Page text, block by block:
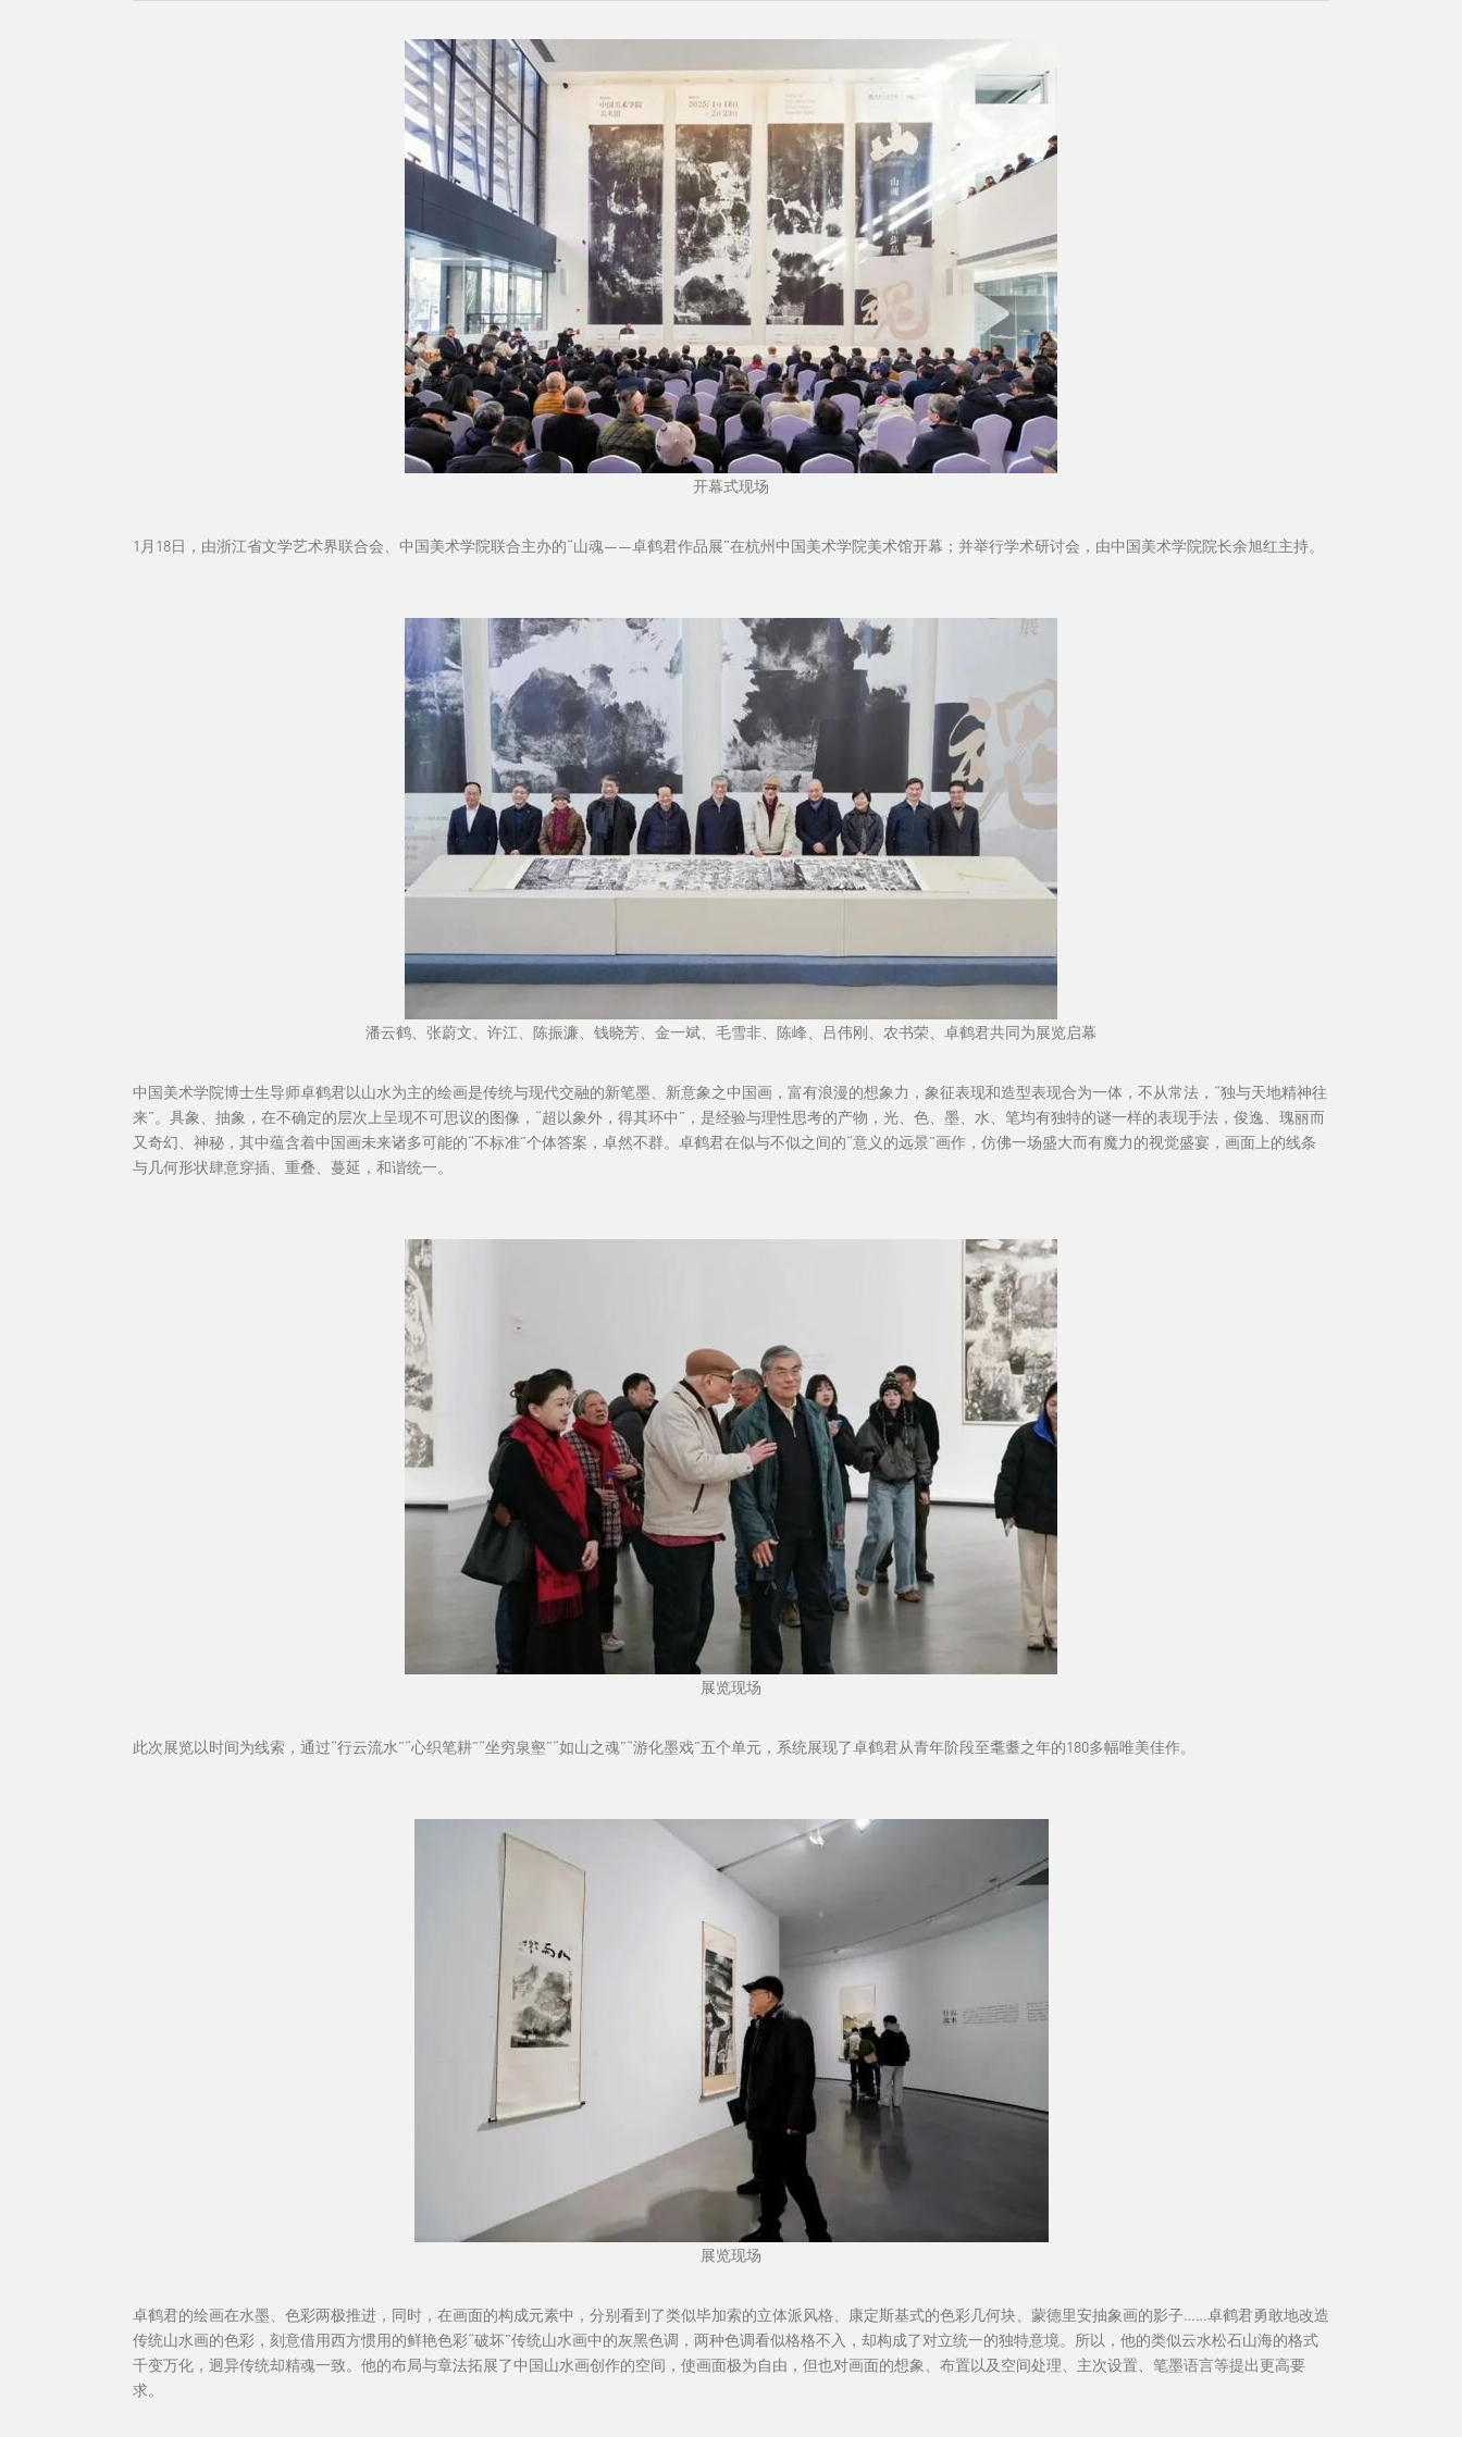
开幕式现场
1月18日，由浙江省文学艺术界联合会、中国美术学院联合主办的“山魂——卓鹤君作品展”在杭州中国美术学院美术馆开幕；并举行学术研讨会，由中国美术学院院长余旭红主持。
潘云鹤、张蔚文、许江、陈振濂、钱晓芳、金一斌、毛雪非、陈峰、吕伟刚、农书荣、卓鹤君共同为展览启幕
中国美术学院博士生导师卓鹤君以山水为主的绘画是传统与现代交融的新笔墨、新意象之中国画，富有浪漫的想象力，象征表现和造型表现合为一体，不从常法，“独与天地精神往
来”。具象、抽象，在不确定的层次上呈现不可思议的图像，“超以象外，得其环中”，是经验与理性思考的产物，光、色、墨、水、笔均有独特的谜一样的表现手法，俊逸、瑰丽而
又奇幻、神秘，其中蕴含着中国画未来诸多可能的“不标准”个体答案，卓然不群。卓鹤君在似与不似之间的“意义的远景”画作，仿佛一场盛大而有魔力的视觉盛宴，画面上的线条
与几何形状肆意穿插、重叠、蔓延，和谐统一。
展览现场
此次展览以时间为线索，通过“行云流水”“心织笔耕”“坐穷泉壑”“如山之魂”“游化墨戏”五个单元，系统展现了卓鹤君从青年阶段至耄耋之年的180多幅唯美佳作。
展览现场
卓鹤君的绘画在水墨、色彩两极推进，同时，在画面的构成元素中，分别看到了类似毕加索的立体派风格、康定斯基式的色彩几何块、蒙德里安抽象画的影子……卓鹤君勇敢地改造
传统山水画的色彩，刻意借用西方惯用的鲜艳色彩“破坏”传统山水画中的灰黑色调，两种色调看似格格不入，却构成了对立统一的独特意境。所以，他的类似云水松石山海的格式
千变万化，迥异传统却精魂一致。他的布局与章法拓展了中国山水画创作的空间，使画面极为自由，但也对画面的想象、布置以及空间处理、主次设置、笔墨语言等提出更高要
求。